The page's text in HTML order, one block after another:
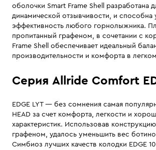
оболочки Smart Frame Shell разработана
динамической отзывчивости, и способна
эффективность любого горнолыжника.
пропитанный графеном, в сочетании с
Frame Shell обеспечивает идеальный
производительности и комфорта в
Серия Allride Comfort
EDGE LYT — без сомнения самая
HEAD за счет комфорта, легкости и
характеристик. Использовав
графеном, удалось уменьшить вес
Симбиоз лучших качеств колодки EDGE